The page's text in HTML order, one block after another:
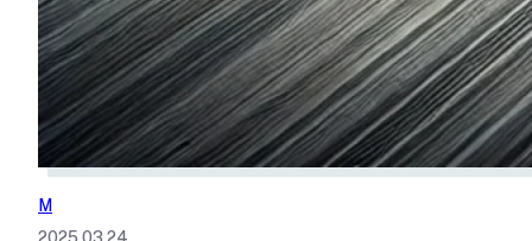
M